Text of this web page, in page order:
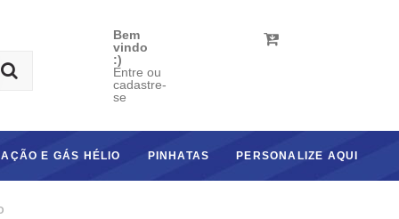
Bem
vindo
:)
Entre ou
cadastre-
se
E GÁS HÉLIO PINHATAS PERSONALIZE AQUI